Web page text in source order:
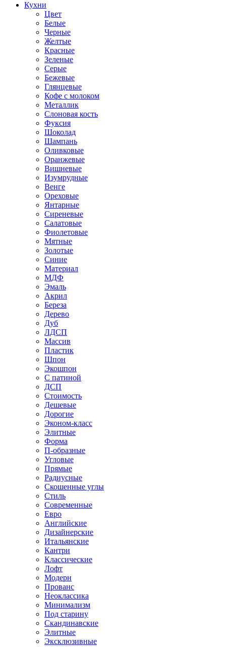
Кухни
Цвет
Белые
Черные
Желтые
Красные
Зеленые
Серые
Бежевые
Глянцевые
Кофе с молоком
Металлик
Слоновая кость
Фуксия
Шоколад
Шампань
Оливковые
Оранжевые
Вишневые
Изумрудные
Венге
Ореховые
Янтарные
Сиреневые
Салатовые
Фиолетовые
Мятные
Золотые
Синие
Материал
МДФ
Эмаль
Акрил
Береза
Дерево
Дуб
ЛДСП
Массив
Пластик
Шпон
Экошпон
С патиной
ДСП
Стоимость
Дешевые
Дорогие
Эконом-класс
Элитные
Форма
П-образные
Угловые
Прямые
Радиусные
Скошенные углы
Стиль
Современные
Евро
Английские
Дизайнерские
Итальянские
Кантри
Классические
Лофт
Модерн
Прованс
Неоклассика
Минимализм
Под старину
Скандинавские
Элитные
Эксклюзивные